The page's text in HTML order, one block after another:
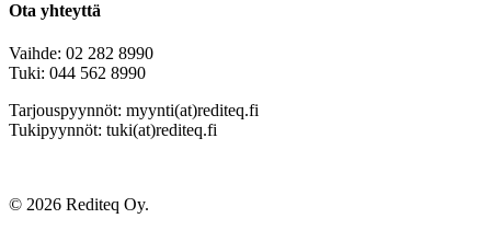
Ota yhteyttä
Vaihde: 02 282 8990
Tuki: 044 562 8990
Tarjouspyynnöt: myynti(at)rediteq.fi
Tukipyynnöt: tuki(at)rediteq.fi
© 2026 Rediteq Oy.